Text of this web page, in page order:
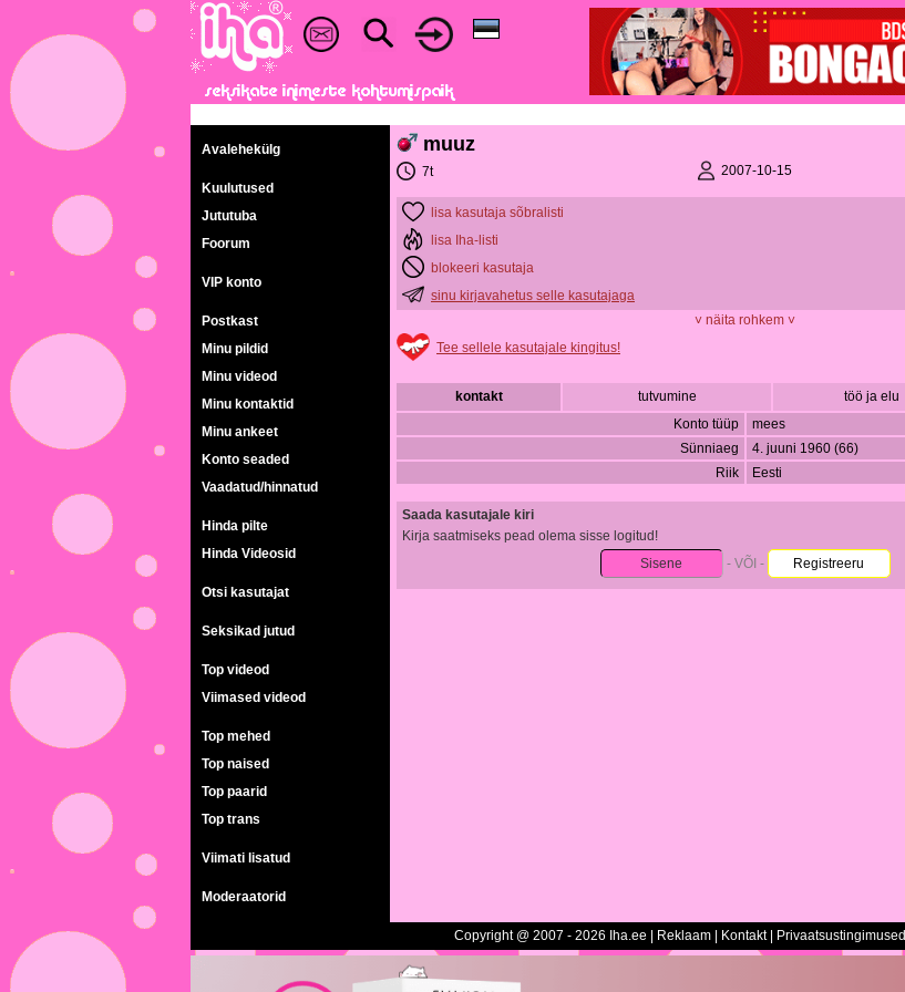
Avalehekülg
Kuulutused
Jututuba
Foorum
VIP konto
Postkast
Minu pildid
Minu videod
Minu kontaktid
Minu ankeet
Konto seaded
Vaadatud/hinnatud
Hinda pilte
Hinda Videosid
Otsi kasutajat
Seksikad jutud
Top videod
Viimased videod
Top mehed
Top naised
Top paarid
Top trans
Viimati lisatud
Moderaatorid
muuz
7t 2007-10-15
lisa kasutaja sõbralisti
lisa Iha-listi
blokeeri kasutaja
sinu kirjavahetus selle kasutajaga
˅ näita rohkem ˅
Tee sellele kasutajale kingitus!
kontakt tutvumine töö ja elu
Konto tüüp
mees
Sünniaeg
4. juuni 1960 (66)
Riik
Eesti
Saada kasutajale kiri
Kirja saatmiseks pead olema sisse logitud!
Sisene
- VÕI - Registreeru
Copyright @ 2007 - 2026 Iha.ee | Reklaam| Kontakt| Privaatsustingimused